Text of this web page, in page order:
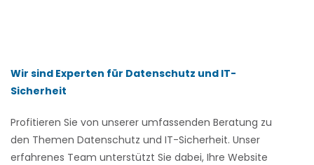
Wir sind Experten für Datenschutz und IT-
Sicherheit
Profitieren Sie von unserer umfassenden Beratung zu
den Themen Datenschutz und IT-Sicherheit. Unser
erfahrenes Team unterstützt Sie dabei, Ihre Website